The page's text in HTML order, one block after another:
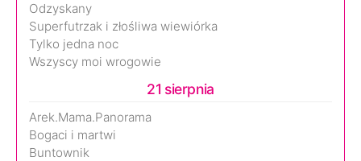
Odzyskany
Superfutrzak i złośliwa wiewiórka
Tylko jedna noc
Wszyscy moi wrogowie
21 sierpnia
Arek.Mama.Panorama
Bogaci i martwi
Buntownik